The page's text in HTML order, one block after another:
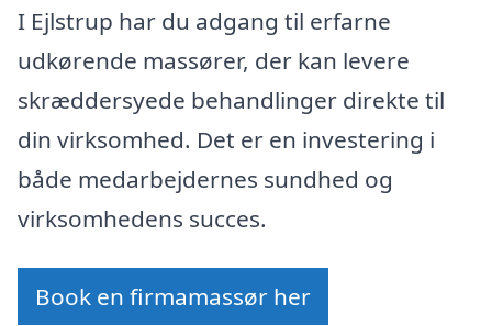
I Ejlstrup har du adgang til erfarne
udkørende massører, der kan levere
skræddersyede behandlinger direkte til
din virksomhed. Det er en investering i
både medarbejdernes sundhed og
virksomhedens succes.
Book en firmamassør her